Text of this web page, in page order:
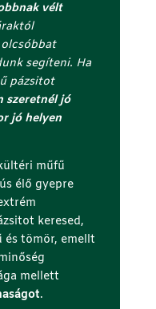
vélt
segíteni. Ha
pázsitot
szeretnél jó
jó helyen
műfű
élő gyepre
keresed,
és tömör, emellt
mellett
.